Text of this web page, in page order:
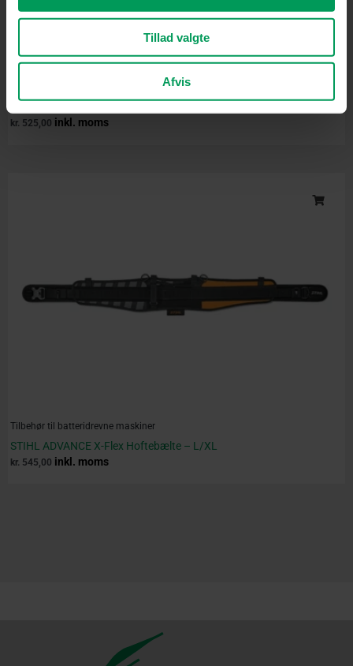
Tillad valgte
Afvis
kr. 525,00 inkl. moms
Tilbehør til batteridrevne maskiner
STIHL ADVANCE X-Flex Hoftebælte – L/XL
kr. 545,00 inkl. moms